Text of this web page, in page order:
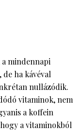
mindennapi
de ha kávéval
nullázódik.
vitaminok, nem
a koffein
a vitaminokból